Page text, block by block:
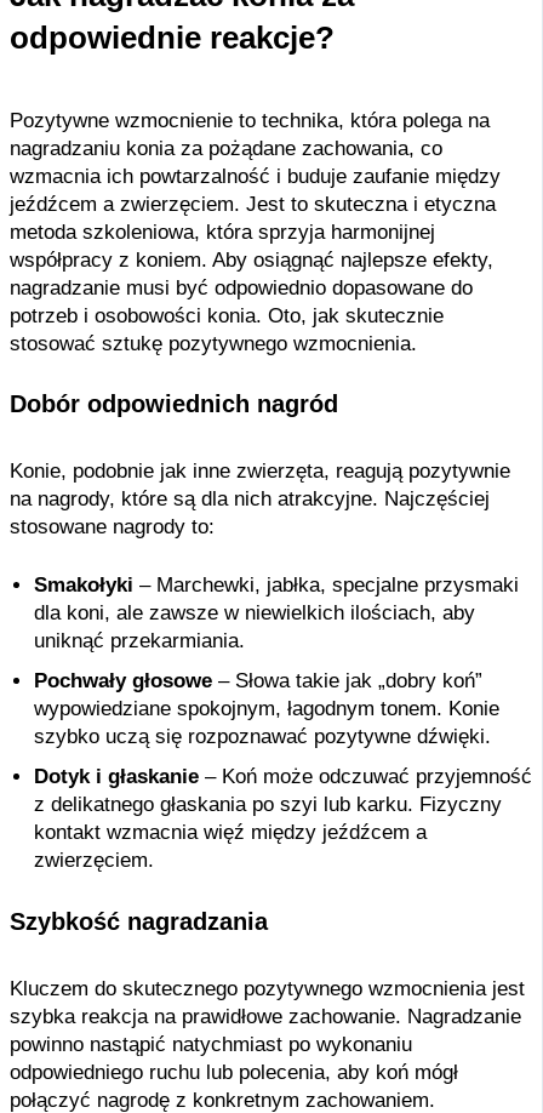
odpowiednie reakcje?
Pozytywne wzmocnienie to technika, która polega na
nagradzaniu konia za pożądane zachowania, co
wzmacnia ich powtarzalność i buduje zaufanie między
jeźdźcem a zwierzęciem. Jest to skuteczna i etyczna
metoda szkoleniowa, która sprzyja harmonijnej
współpracy z koniem. Aby osiągnąć najlepsze efekty,
nagradzanie musi być odpowiednio dopasowane do
potrzeb i osobowości konia. Oto, jak skutecznie
stosować sztukę pozytywnego wzmocnienia.
Dobór odpowiednich nagród
Konie, podobnie jak inne zwierzęta, reagują pozytywnie
na nagrody, które są dla nich atrakcyjne. Najczęściej
stosowane nagrody to:
Smakołyki – Marchewki, jabłka, specjalne przysmaki
dla koni, ale zawsze w niewielkich ilościach, aby
uniknąć przekarmiania.
Pochwały głosowe – Słowa takie jak „dobry koń”
wypowiedziane spokojnym, łagodnym tonem. Konie
szybko uczą się rozpoznawać pozytywne dźwięki.
Dotyk i głaskanie – Koń może odczuwać przyjemność
z delikatnego głaskania po szyi lub karku. Fizyczny
kontakt wzmacnia więź między jeźdźcem a
zwierzęciem.
Szybkość nagradzania
Kluczem do skutecznego pozytywnego wzmocnienia jest
szybka reakcja na prawidłowe zachowanie. Nagradzanie
powinno nastąpić natychmiast po wykonaniu
odpowiedniego ruchu lub polecenia, aby koń mógł
połączyć nagrodę z konkretnym zachowaniem.